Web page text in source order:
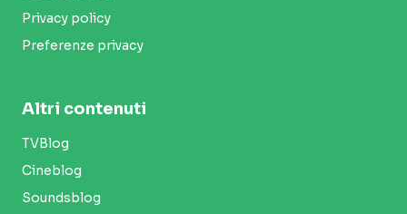
Privacy policy
Preferenze privacy
Altri contenuti
TVBlog
Cineblog
Soundsblog